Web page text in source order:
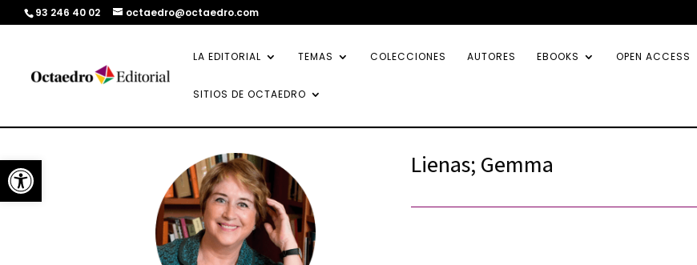
Abrir barra de herramientas
93 246 40 02 octaedro@octaedro.com
LA EDITORIAL TEMAS COLECCIONES AUTORES EBOOKS OPEN ACCESS
SITIOS DE OCTAEDRO
Lienas; Gemma